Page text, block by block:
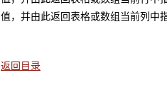
值，并由此返回表格或数组当前列中
返回目录